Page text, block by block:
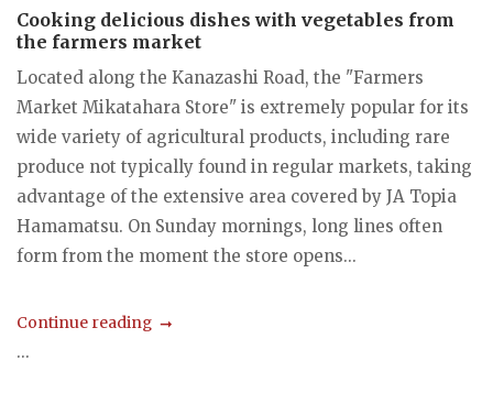
Cooking delicious dishes with vegetables from
the farmers market
Located along the Kanazashi Road, the "Farmers
Market Mikatahara Store" is extremely popular for its
wide variety of agricultural products, including rare
produce not typically found in regular markets, taking
advantage of the extensive area covered by JA Topia
Hamamatsu. On Sunday mornings, long lines often
form from the moment the store opens...
Continue reading
...